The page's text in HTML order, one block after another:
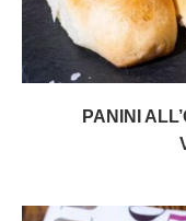
PANINI